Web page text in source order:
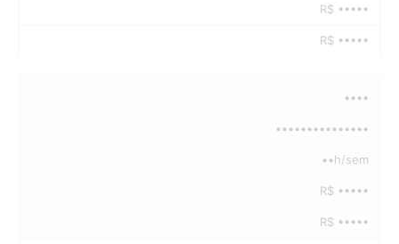
R$ •••••
R$ •••••
••••
•••••••••••••••
••h/sem
R$ •••••
R$ •••••